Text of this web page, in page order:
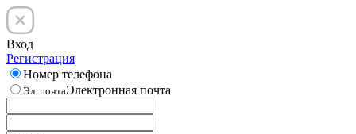
Вход
Регистрация
Номер телефона
Эл. почтаЭлектронная почта